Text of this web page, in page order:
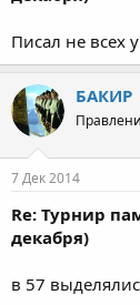
Писал не всех
БАКИР
7 Дек 2014
Re: Турнир
декабря)
в 57